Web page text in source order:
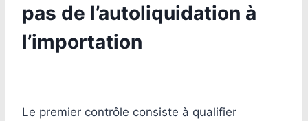
pas de l’autoliquidation à
l’importation
Le premier contrôle consiste à qualifier